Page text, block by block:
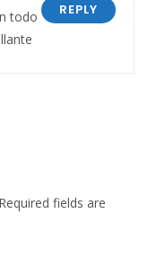
REPLY
todo
Required fields are